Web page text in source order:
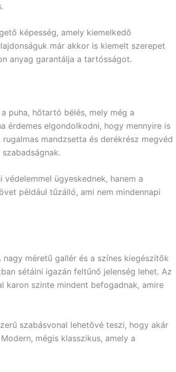
képesség, amely kiemelkedő
már akkor is kiemelt szerepet
anyag garantálja a tartósságot.
puha, hőtartó bélés, mely még a
érdemes elgondolkodni, hogy mennyire is
mandzsetta és derékrész megvéd
ügyeskednek, hanem a
például tűzálló, ami nem mindennapi
méretű gallér és a színes kiegészítők
sétálni igazán feltűnő jelenség lehet. Az
karon szinte mindent befogadnak, amire
szabásvonal lehetővé teszi, hogy akár
mégis klasszikus, amely a